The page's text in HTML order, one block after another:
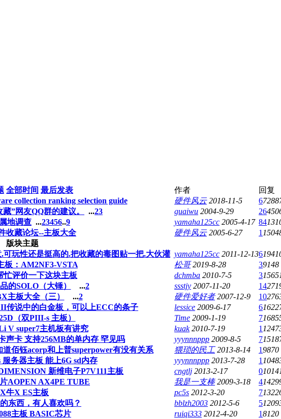
全部时间 最后发表 作者
回复
collection ranking selection guide
硬件风云 2018-11-5 6
”网友QQ群的建议。
...23 guaiwu 2004-9-29 26
地调查 ...23456..9 yamaha125cc 2005-4-17 84
收藏论坛--主板大全
硬件风云 2005-6-27 1
版块主题
玩性还是挺高的.把收藏的毒图贴一把.大伙灌 yamaha125cc 2011-12-136
板：AM2NF3-VSTA
松哥 2019-8-28 39148
忙评价一下这块主板
dchmba 2010-7-5 3
的SOLO（大锤）
...2 ssstjy 2007-11-20 14
主板大全（三）
...2 硬件爱好者 2007-12-9 10
传说中的白金板，可以上ECC的条子
lessice 2009-6-17 6
（双PIII-s 主板）
Time 2009-1-19 7
V super7主机板有讲究
kuak 2010-7-19 1
声卡 支持256MB的单内存 罕见吗
yyynnnppp 2009-8-5 7
佰钰acorp和上普superpower有没有关系
猥琐的民工 2013-8-14 19870
服务器主板 能上6G sd内存
yyynnnppp 2013-7-28 1
新维电子P7V111主板
cngtlj 2013-2-17 0
AOPEN AX4PE TUBE
我是一支棒 2009-3-18 4
牛X ES主板
pc5s 2012-3-20 7
东西，有人喜欢吗？
bblzh2003 2012-5-6 5
主板 BASIC芯片
ruiqi333 2012-4-20 18120